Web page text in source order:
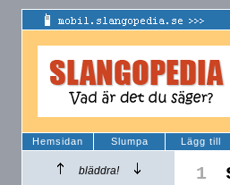
Hemsidan Slumpa Lägg till
bläddra!
1